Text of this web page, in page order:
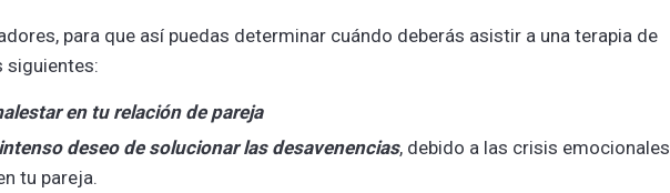
para que así puedas determinar cuándo deberás asistir a una terapia de
siguientes:
en tu relación de pareja
deseo de solucionar las desavenencias, debido a las crisis emocionales
tu pareja.